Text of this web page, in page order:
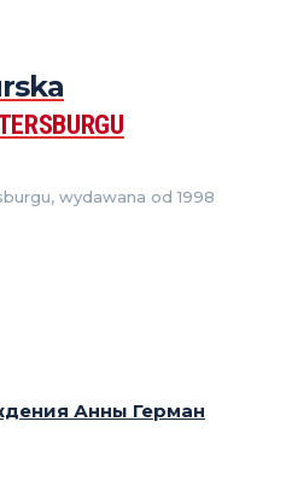
wydawana od 1998
Анны Герман